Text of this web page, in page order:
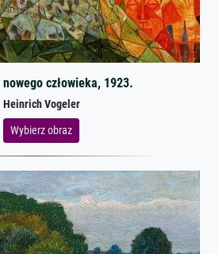
człowieka, 1923.
Heinrich Vogeler
Wybierz obraz